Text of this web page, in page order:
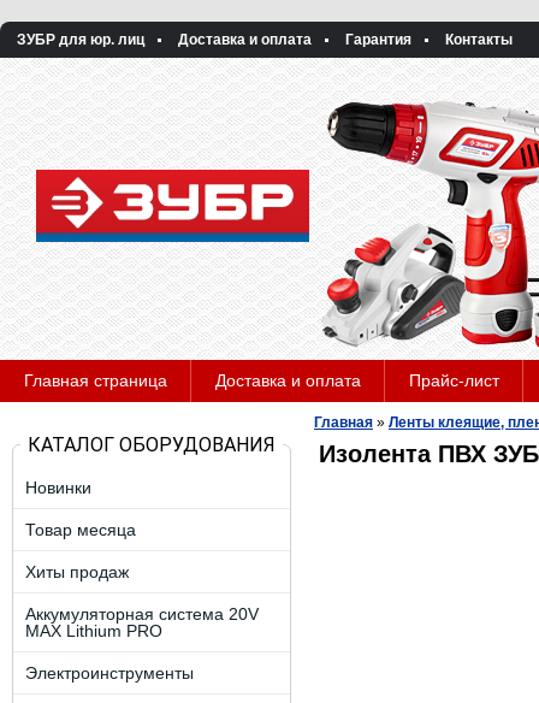
ЗУБР для юр. лиц Доставка и оплата Гарантия Контакты
Главная страница Доставка и оплата Прайс-лист
КАТАЛОГ ОБОРУДОВАНИЯ
Новинки
Товар месяца
Хиты продаж
Аккумуляторная система 20V
MAX Lithium PRO
Электроинструменты
Главная » Ленты клеящие,
Изолента ПВХ